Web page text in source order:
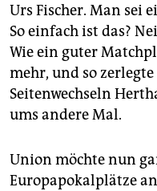
Urs Fischer. Man sei
So einfach ist das?
Wie ein guter
mehr, und so
Seitenwechseln
ums andere Mal.
Union möchte nun
Europapokalplätze